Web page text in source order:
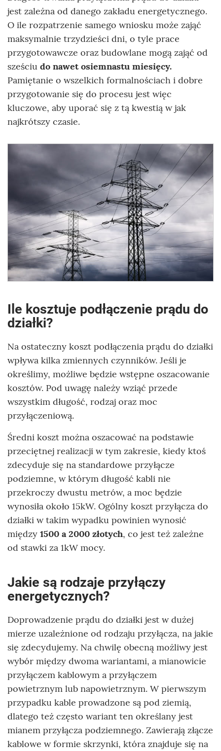
jest zależna od danego zakładu energetycznego.
O ile rozpatrzenie samego wniosku może zająć
maksymalnie trzydzieści dni, o tyle prace
przygotowawcze oraz budowlane mogą zająć od
sześciu do nawet osiemnastu miesięcy.
Pamiętanie o wszelkich formalnościach i dobre
przygotowanie się do procesu jest więc
kluczowe, aby uporać się z tą kwestią w jak
najkrótszy czasie.
Ile kosztuje podłączenie prądu do
działki?
Na ostateczny koszt podłączenia prądu do działki
wpływa kilka zmiennych czynników. Jeśli je
określimy, możliwe będzie wstępne oszacowanie
kosztów. Pod uwagę należy wziąć przede
wszystkim długość, rodzaj oraz moc
przyłączeniową.
Średni koszt można oszacować na podstawie
przeciętnej realizacji w tym zakresie, kiedy ktoś
zdecyduje się na standardowe przyłącze
podziemne, w którym długość kabli nie
przekroczy dwustu metrów, a moc będzie
wynosiła około 15kW. Ogólny koszt przyłącza do
działki w takim wypadku powinien wynosić
między 1500 a 2000 złotych, co jest też zależne
od stawki za 1kW mocy.
Jakie są rodzaje przyłączy
energetycznych?
Doprowadzenie prądu do działki jest w dużej
mierze uzależnione od rodzaju przyłącza, na jakie
się zdecydujemy. Na chwilę obecną możliwy jest
wybór między dwoma wariantami, a mianowicie
przyłączem kablowym a przyłączem
powietrznym lub napowietrznym. W pierwszym
przypadku kable prowadzone są pod ziemią,
dlatego też często wariant ten określany jest
mianem przyłącza podziemnego. Zawierają złącze
kablowe w formie skrzynki, która znajduje się na